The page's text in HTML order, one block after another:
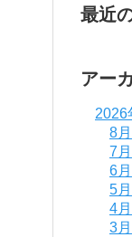
最近
アー
2026
8月
7月
6月
5月
4月
3月